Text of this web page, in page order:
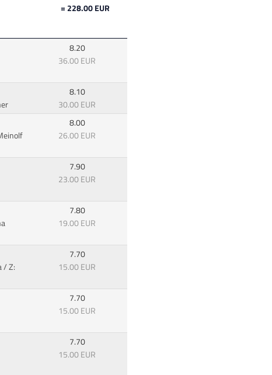
= 228.00 EUR
8.20
36.00 EUR
8.10
30.00 EUR
8.00
26.00 EUR
7.90
23.00 EUR
7.80
19.00 EUR
/ Z:
7.70
15.00 EUR
7.70
15.00 EUR
7.70
15.00 EUR